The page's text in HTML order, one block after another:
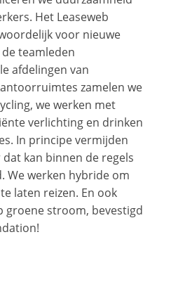
Het Leaseweb
voor nieuwe
teamleden
afdelingen van
zamelen we
we werken met
verlichting en drinken
In principe vermijden
kan binnen de regels
We werken hybride om
laten reizen. En ook
groene stroom, bevestigd